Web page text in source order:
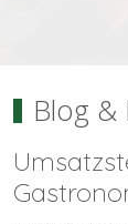
Blog &